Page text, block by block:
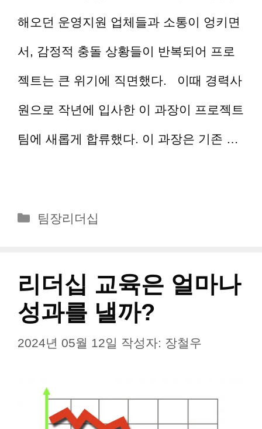
해오던 운영지원 업체들과 소통이 엉키면
서, 감정적 충돌 상황들이 반복되어 프로
젝트는 큰 위기에 직면했다. 이때 경력사
원으로 작년에 입사한 이 과장이 프로젝트
팀에 새롭게 합류했다. 이 과장은 기존 …
카
리
팀장리더십
리더십 교육은 얼마나
성과를 낼까?
2024년 05월 12일 작성자: 장철우